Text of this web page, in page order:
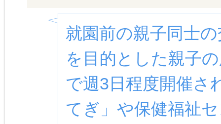
就園前の親子同士
を目的とした親子
で週3日程度開催さ
てぎ」や保健福祉